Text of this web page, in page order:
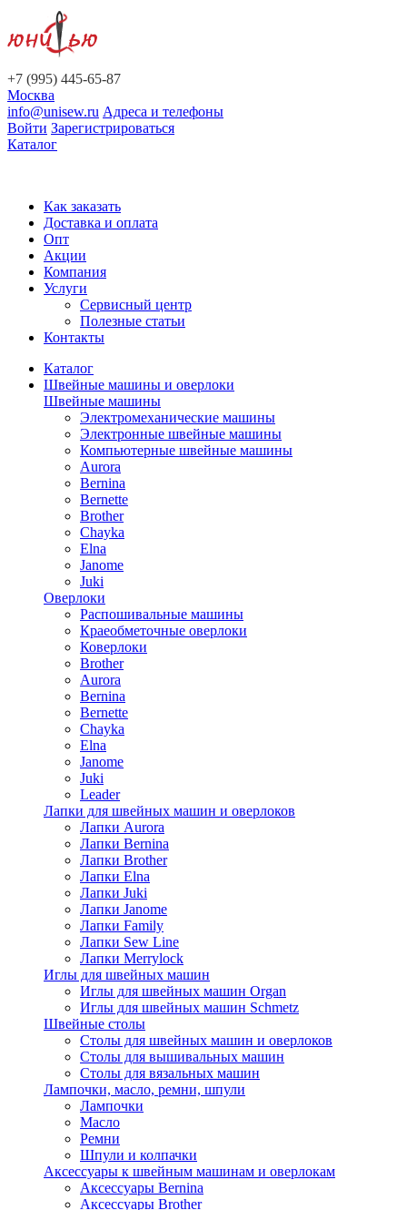
+7 (995) 445-65-87
Москва
info@unisew.ru Адреса и телефоны
Войти Зарегистрироваться
Каталог
Как заказать
Доставка и оплата
Опт
Акции
Компания
Услуги
Сервисный центр
Полезные статьи
Контакты
Каталог
Швейные машины и оверлоки
Швейные машины
Электромеханические машины
Электронные швейные машины
Компьютерные швейные машины
Aurora
Bernina
Bernette
Brother
Chayka
Elna
Janome
Juki
Оверлоки
Распошивальные машины
Краеобметочные оверлоки
Коверлоки
Brother
Aurora
Bernina
Bernette
Chayka
Elna
Janome
Juki
Leader
Лапки для швейных машин и оверлоков
Лапки Aurora
Лапки Bernina
Лапки Brother
Лапки Elna
Лапки Juki
Лапки Janome
Лапки Family
Лапки Sew Line
Лапки Merrylock
Иглы для швейных машин
Иглы для швейных машин Organ
Иглы для швейных машин Schmetz
Швейные столы
Столы для швейных машин и оверлоков
Столы для вышивальных машин
Столы для вязальных машин
Лампочки, масло, ремни, шпули
Лампочки
Масло
Ремни
Шпули и колпачки
Аксессуары к швейным машинам и оверлокам
Аксессуары Bernina
Аксессуары Brother